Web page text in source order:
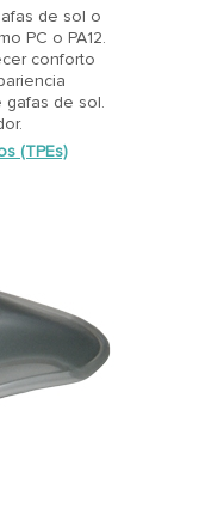
de sol o
PC o PA12.
conforto
gafas de sol.
(TPEs)